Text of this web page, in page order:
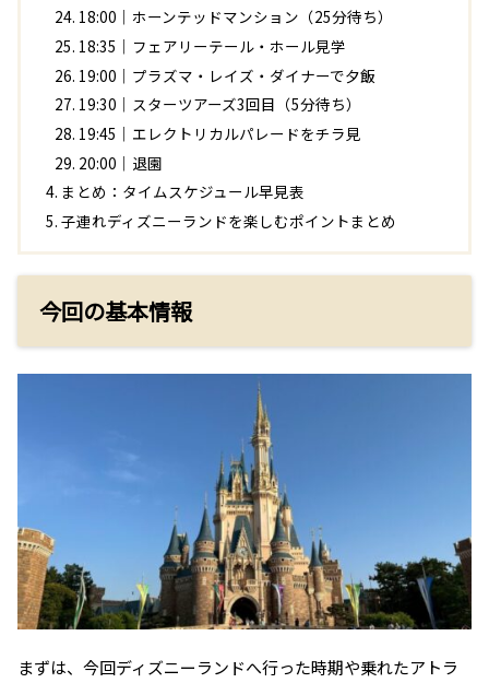
18:00｜ホーンテッドマンション（25分待ち）
18:35｜フェアリーテール・ホール見学
19:00｜プラズマ・レイズ・ダイナーで夕飯
19:30｜スターツアーズ3回目（5分待ち）
19:45｜エレクトリカルパレードをチラ見
20:00｜退園
まとめ：タイムスケジュール早見表
子連れディズニーランドを楽しむポイントまとめ
今回の基本情報
まずは、今回ディズニーランドへ行った時期や乗れたアトラ